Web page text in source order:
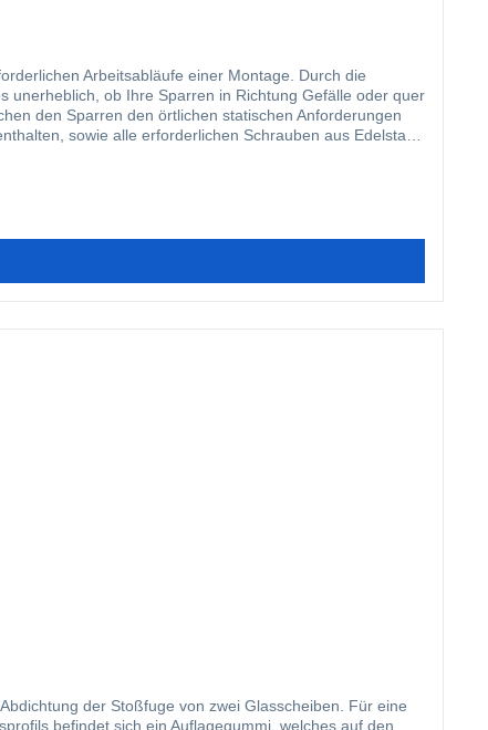
Arbeitsabläufe einer Montage. Durch die
unerheblich, ob Ihre Sparren in Richtung Gefälle oder quer
den Sparren den örtlichen statischen Anforderungen
sowie alle erforderlichen Schrauben aus Edelstahl.
Edelstahlschrauben für die Befestigung auf einer
sowohl die Ober- als auch die Unterteile mit einer
nichts mehr im Wege steht. In dem nachfolgenden Video
der Stoßfuge von zwei Glasscheiben. Für eine
befindet sich ein Auflagegummi, welches auf den